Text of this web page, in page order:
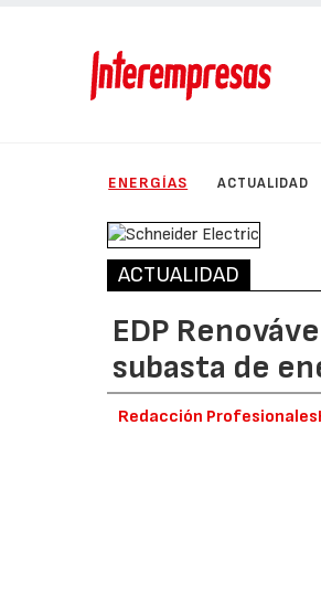
ENERGÍAS ACTUALIDAD
ACTUALIDAD
EDP
subasta de
Redacción